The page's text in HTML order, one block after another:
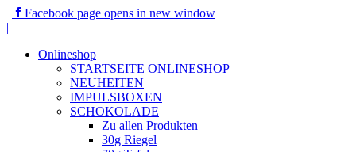
Facebook page opens in new window
|
Onlineshop
STARTSEITE ONLINESHOP
NEUHEITEN
IMPULSBOXEN
SCHOKOLADE
Zu allen Produkten
30g Riegel